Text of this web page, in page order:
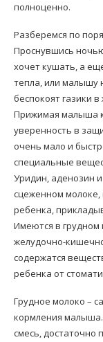
полноценно.
Разберемся по
Проснувшись
хочет кушать, а
тепла, или малышу
беспокоят газики
Прижимая малыша
уверенность в
очень мало и
специальные
Уридин, аденозин
сцеженном
ребенка,
Имеются в
желудочно-
содержатся
ребенка от
Грудное молоко –
кормления
смесь, достаточно